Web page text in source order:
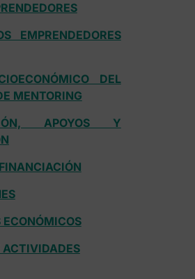
EMPRENDEDORES
DEL
MENTORING
APOYOS Y
ECONÓMICOS